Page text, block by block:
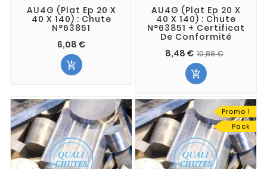
AU4G (Plat Ep 20 X
40 X 140) : Chute
N°63851
6,08 €

AU4G (Plat Ep 20 X
40 X 140) : Chute
N°63851 + Certificat
De Conformité
8,48 € 10,88 €

Promo !
Pack